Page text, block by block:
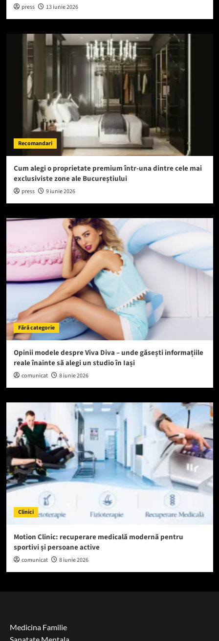
press 13 iunie 2026
Recomandari
Cum alegi o proprietate premium într-una dintre cele mai
exclusiviste zone ale Bucureștiului
press 9 iunie 2026
Fără categorie
Opinii modele despre Viva Diva – unde găsești informațiile
reale înainte să alegi un studio în Iași
comunicat 8 iunie 2026
Clinici
Motion Clinic: recuperare medicală modernă pentru
sportivi și persoane active
comunicat 8 iunie 2026
Medicina Familie